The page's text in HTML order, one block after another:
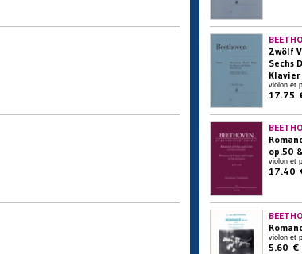
Zwölf
Sechs
violon et
17.75
op.50
violon et
17.40
violon et
5.60 €